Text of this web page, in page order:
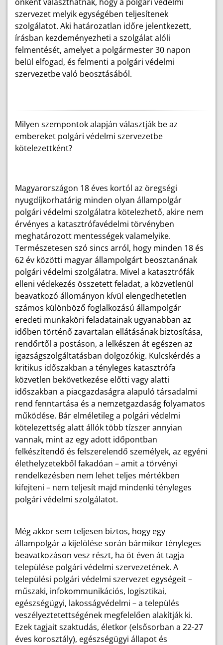
szervezet melyik egységében teljesítenek
szolgálatot. Aki határozatlan időre jelentkezett,
írásban kezdeményezheti a szolgálat alóli
felmentését, amelyet a polgármester 30 napon
belül elfogad, és felmenti a polgári védelmi
szervezetbe való beosztásából.
Milyen szempontok alapján választják be az
embereket polgári védelmi szervezetbe
kötelezettként?
Magyarországon 18 éves kortól az öregségi
nyugdíjkorhatárig minden olyan állampolgár
polgári védelmi szolgálatra kötelezhető, akire nem
érvényes a katasztrófavédelmi törvényben
meghatározott mentességek valamelyike.
Természetesen szó sincs arról, hogy minden 18 és
62 év közötti magyar állampolgárt beosztanának
polgári védelmi szolgálatra. Mivel a katasztrófák
elleni védekezés összetett feladat, a közvetlenül
beavatkozó állományon kívül elengedhetetlen
számos különböző foglalkozású állampolgár
eredeti munkaköri feladatainak ugyanabban az
időben történő zavartalan ellátásának biztosítása,
rendőrtől a postáson, a lelkészen át egészen az
igazságszolgáltatásban dolgozókig. Kulcskérdés a
kritikus időszakban a tényleges katasztrófa
közvetlen bekövetkezése előtti vagy alatti
időszakban a piacgazdaságra alapuló társadalmi
rend fenntartása és a nemzetgazdaság folyamatos
működése. Bár elméletileg a polgári védelmi
kötelezettség alatt állók több tízszer annyian
vannak, mint az egy adott időpontban
felkészítendő és felszerelendő személyek, az egyéni
élethelyzetekből fakadóan – amit a törvényi
rendelkezésben nem lehet teljes mértékben
kifejteni – nem teljesít majd mindenki tényleges
polgári védelmi szolgálatot.
Még akkor sem teljesen biztos, hogy egy
állampolgár a kijelölése során bármikor tényleges
beavatkozáson vesz részt, ha öt éven át tagja
települése polgári védelmi szervezetének. A
települési polgári védelmi szervezet egységeit –
műszaki, infokommunikációs, logisztikai,
egészségügyi, lakosságvédelmi – a település
veszélyeztetettségének megfelelően alakítják ki.
Ezek tagjait szaktudás, életkor (elsősorban a 22-27
éves korosztály), egészségügyi állapot és